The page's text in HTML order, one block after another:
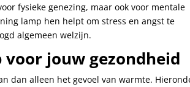
fysieke genezing, maar ook voor mentale
lamp hen helpt om stress en angst te
algemeen welzijn.
jouw gezondheid
dan alleen het gevoel van warmte.